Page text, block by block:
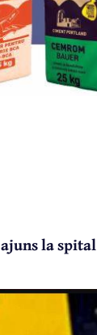
la spital